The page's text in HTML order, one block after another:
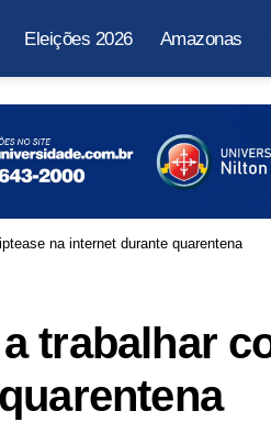
Eleições 2026 Amazonas
na internet durante quarentena
trabalhar